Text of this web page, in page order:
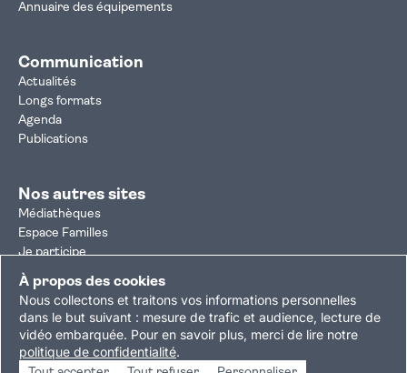
À propos des cookies
Nous collectons et traitons vos informations personnelles
dans le but suivant : mesure de trafic et audience, lecture de
vidéo embarquée. Pour en savoir plus, merci de lire notre
politique de confidentialité.
Annuaire des équipements
Communication
Actualités
Longs formats
Agenda
Publications
Nos autres sites
Médiathèques
Espace Familles
Je participe
Autorisation d'urbanisme
Résultats électoraux
Plan du site Nous contacterMentions légales
Politique de confidentialitéAccessibilité : partiellement conforme
Gestion des cookies